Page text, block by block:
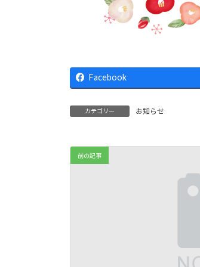
Facebook
カテゴリー お知らせ
前の記事